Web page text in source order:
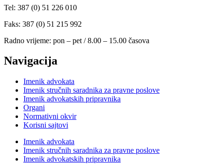
Tel: 387 (0) 51 226 010
Faks: 387 (0) 51 215 992
Radno vrijeme: pon – pet / 8.00 – 15.00 časova
Navigacija
Imenik advokata
Imenik stručnih saradnika za pravne poslove
Imenik advokatskih pripravnika
Organi
Normativni okvir
Korisni sajtovi
Imenik advokata
Imenik stručnih saradnika za pravne poslove
Imenik advokatskih pripravnika